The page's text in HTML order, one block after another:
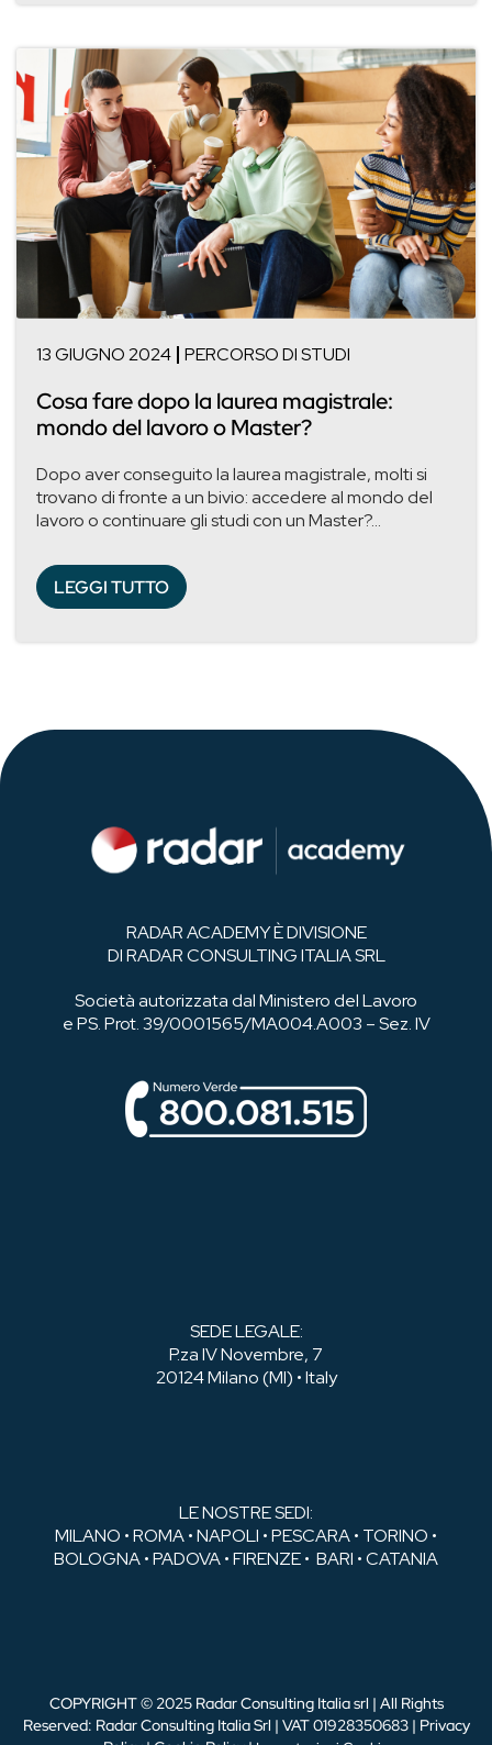
13 GIUGNO 2024 PERCORSO DI STUDI
Cosa fare dopo la laurea magistrale:
mondo del lavoro o Master?
Dopo aver conseguito la laurea magistrale, molti si
trovano di fronte a un bivio: accedere al mondo del
lavoro o continuare gli studi con un Master?...
LEGGI TUTTO
RADAR ACADEMY È DIVISIONE
DI RADAR CONSULTING ITALIA SRL
Società autorizzata dal Ministero del Lavoro
e PS. Prot. 39/0001565/MA004.A003 – Sez. IV
SEDE LEGALE:
P.za IV Novembre, 7
20124 Milano (MI) • Italy
LE NOSTRE SEDI:
MILANO • ROMA • NAPOLI • PESCARA • TORINO •
BOLOGNA • PADOVA • FIRENZE • BARI • CATANIA
COPYRIGHT © 2025 Radar Consulting Italia srl | All Rights
Reserved: Radar Consulting Italia Srl | VAT 01928350683 | Privacy